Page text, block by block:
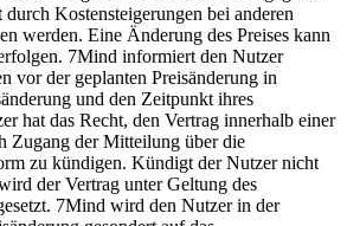
Kostensteigerungen bei anderen
werden. Eine Änderung des Preises kann
7Mind informiert den Nutzer
vor der geplanten Preisänderung in
und den Zeitpunkt ihres
hat das Recht, den Vertrag innerhalb einer
Zugang der Mitteilung über die
zu kündigen. Kündigt der Nutzer nicht
der Vertrag unter Geltung des
7Mind wird den Nutzer in der